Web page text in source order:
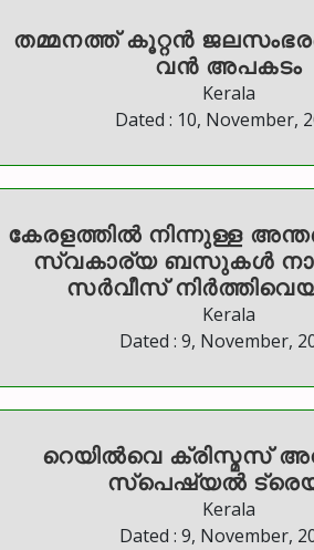
തമ്മനത്ത് കൂറ്റൻ
വൻ അപകടം
Kerala
Dated : 10, November,
കേരളത്തിൽ നിന്നുള്ള
സ്വകാര്യ ബസുകള്‍
സര്‍വീസ്
Kerala
Dated : 9, November,
റെയില്‍വെ ക്രിസ്മസ്
സ്‌പെഷ്യല്‍
Kerala
Dated : 9, November,